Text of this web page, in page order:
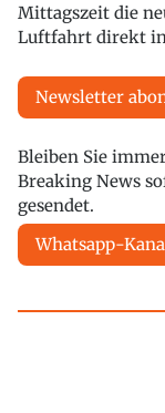
Mittagszeit die
Luftfahrt direkt
Newsletter
Bleiben Sie
Breaking News
gesendet.
Whatsapp-